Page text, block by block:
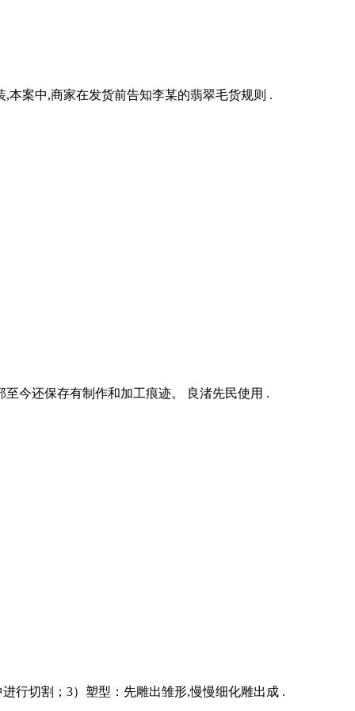
案中,商家在发货前告知李某的翡翠毛货规则 .
今还保存有制作和加工痕迹。 良渚先民使用 .
行切割；3）塑型：先雕出雏形,慢慢细化雕出成 .